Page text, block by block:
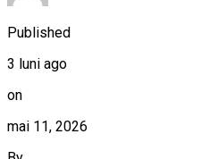
Published
3 luni ago
on
mai 11, 2026